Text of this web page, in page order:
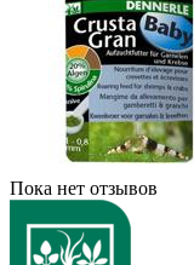
Пока нет отзывов